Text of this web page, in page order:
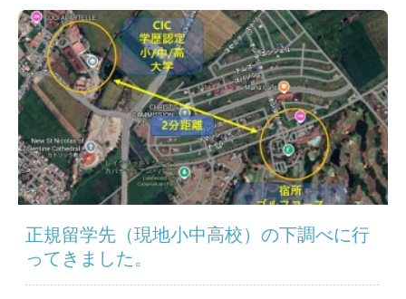
正規留学先（現地小中高校）の下調べに行
ってきました。